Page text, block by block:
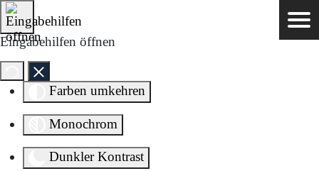
Eingabehilfen öffnen
Farben umkehren
Monochrom
Dunkler Kontrast
Direkt zum Inhalt springen